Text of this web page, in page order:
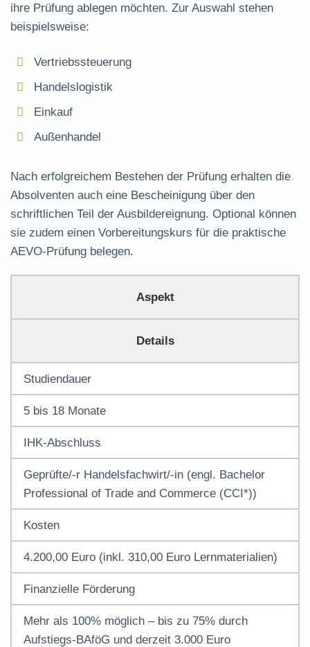
ihre Prüfung ablegen möchten. Zur Auswahl stehen
beispielsweise:
Vertriebssteuerung
Handelslogistik
Einkauf
Außenhandel
Nach erfolgreichem Bestehen der Prüfung erhalten die
Absolventen auch eine Bescheinigung über den
schriftlichen Teil der Ausbildereignung. Optional können
sie zudem einen Vorbereitungskurs für die praktische
AEVO-Prüfung belegen.
Aspekt
Details
Studiendauer
5 bis 18 Monate
IHK-Abschluss
Geprüfte/-r Handelsfachwirt/-in (engl. Bachelor
Professional of Trade and Commerce (CCI*))
Kosten
4.200,00 Euro (inkl. 310,00 Euro Lernmaterialien)
Finanzielle Förderung
Mehr als 100% möglich – bis zu 75% durch
Aufstiegs-BAföG und derzeit 3.000 Euro